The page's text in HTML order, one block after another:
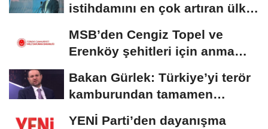
istihdamını en çok artıran ülke
MSB’den Cengiz Topel ve
Erenköy şehitleri için anma
Bakan Gürlek: Türkiye’yi terör
kamburundan tamamen
kurtaracak adımları...
YENİ Parti’den dayanışma